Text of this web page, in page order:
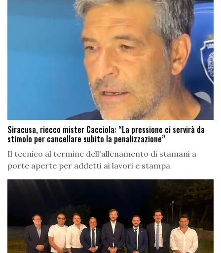
Siracusa, riecco mister Cacciola: “La pressione ci servirà da
stimolo per cancellare subito la penalizzazione”
Il tecnico al termine dell'allenamento di stamani a
porte aperte per addetti ai lavori e stampa